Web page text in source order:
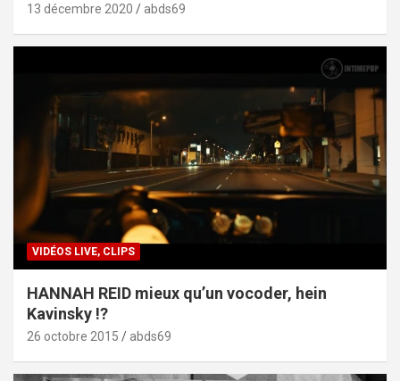
13 décembre 2020 abds69
VIDÉOS LIVE, CLIPS
HANNAH REID mieux qu’un vocoder, hein
Kavinsky !?
26 octobre 2015 abds69